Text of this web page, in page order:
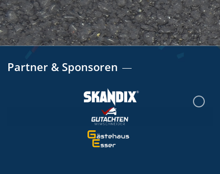
Partner & Sponsoren